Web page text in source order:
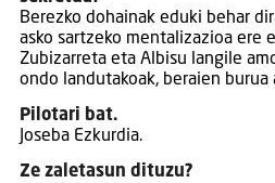
Berezko dohainak eduki behar
asko sartzeko mentalizazioa ere
Zubizarreta eta Albisu langile
ondo landutakoak, beraien
Pilotari bat.
Joseba Ezkurdia.
Ze zaletasun dituzu?